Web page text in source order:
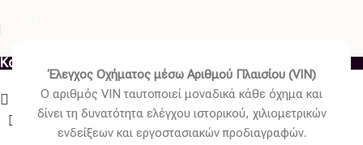
Έλεγχος Οχήματος μέσω Αριθμού Πλαισίου (VIN)
Ο αριθμός VIN ταυτοποιεί μοναδικά κάθε όχημα και
δίνει τη δυνατότητα ελέγχου ιστορικού, χιλιομετρικών
ενδείξεων και εργοστασιακών προδιαγραφών.
Κατηγορίες
Εμφάνιση στήλης